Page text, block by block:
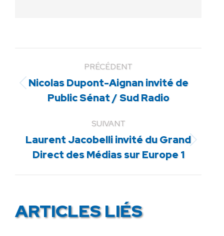
PRÉCÉDENT
Article
précédent
Nicolas Dupont-Aignan invité de
Public Sénat / Sud Radio
SUIVANT
Article
suivant
Laurent Jacobelli invité du Grand
Direct des Médias sur Europe 1
ARTICLES LIÉS